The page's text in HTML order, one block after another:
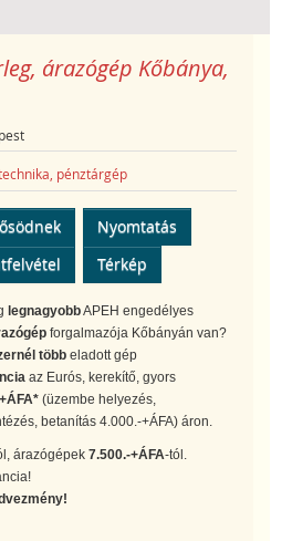
árazógép Kőbánya,
pénztárgép
Nyomtatás
Térkép
legnagyobbAPEH engedélyes
forgalmazója Kőbányán van?
több eladott gép
az Eurós, kerekítő, gyors
(üzembe helyezés,
betanítás 4.000.-+ÁFA) áron.
árazógépek 7.500.-+ÁFA-tól.